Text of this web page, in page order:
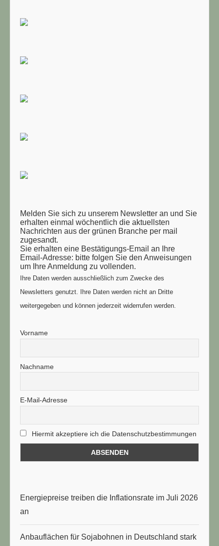
Melden Sie sich zu unserem Newsletter an und Sie
erhalten einmal wöchentlich die aktuellsten
Nachrichten aus der grünen Branche per mail
zugesandt.
Sie erhalten eine Bestätigungs-Email an Ihre
Email-Adresse: bitte folgen Sie den Anweisungen
um Ihre Anmeldung zu vollenden.
Ihre Daten werden ausschließlich zum Zwecke des
Newsletters genutzt. Ihre Daten werden nicht an Dritte
weitergegeben und können jederzeit widerrufen werden.
Vorname
Nachname
E-Mail-Adresse
Hiermit akzeptiere ich die Datenschutzbestimmungen
Energiepreise treiben die Inflationsrate im Juli 2026
an
Anbauflächen für Sojabohnen in Deutschland stark